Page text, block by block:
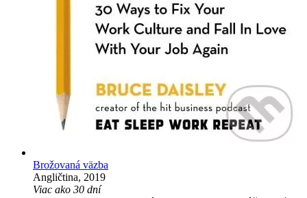
Brožovaná väzba
Angličtina, 2019
Viac ako 30 dní